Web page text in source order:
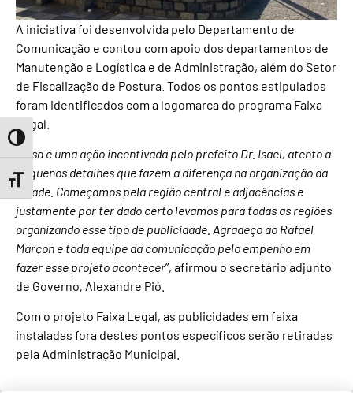
Toggle High Contrast
Toggle Font size
A iniciativa foi desenvolvida pelo Departamento de
Comunicação e contou com apoio dos departamentos de
Manutenção e Logística e de Administração, além do Setor
de Fiscalização de Postura. Todos os pontos estipulados
foram identificados com a logomarca do programa Faixa
Legal.
Essa é uma ação incentivada pelo prefeito Dr. Isael, atento a
pequenos detalhes que fazem a diferença na organização da
cidade. Começamos pela região central e adjacências e
justamente por ter dado certo levamos para todas as regiões
organizando esse tipo de publicidade. Agradeço ao Rafael
Marçon e toda equipe da comunicação pelo empenho em
fazer esse projeto acontecer”, afirmou o secretário adjunto
de Governo, Alexandre Pió.
Com o projeto Faixa Legal, as publicidades em faixa
instaladas fora destes pontos específicos serão retiradas
pela Administração Municipal.